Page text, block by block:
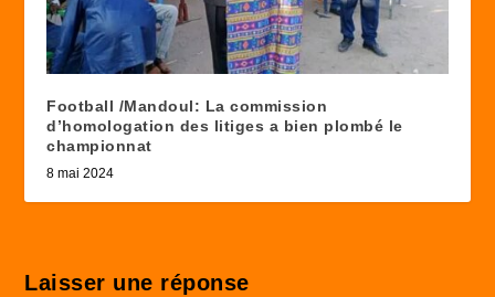
Football /Mandoul: La commission
d’homologation des litiges a bien plombé le
championnat
8 mai 2024
Laisser une réponse